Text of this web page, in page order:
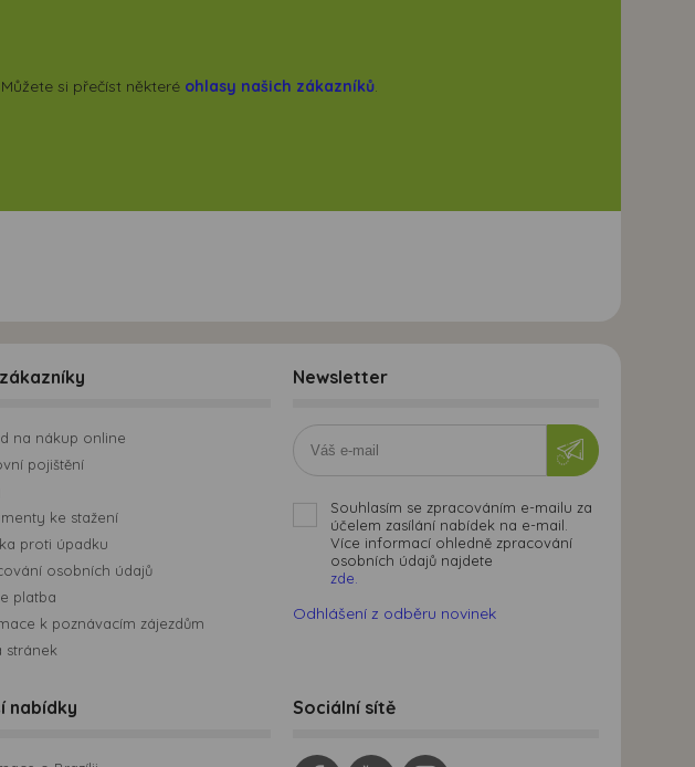
si přečíst některé ohlasy našich zákazníků.
na nákup online
pojištění
ke stažení
proti úpadku
osobních údajů
platba
k poznávacím zájezdům
stránek
Newsletter
Souhlasím se zpracováním e-mailu za
účelem zasílání nabídek na e-mail.
Více informací ohledně zpracování
osobních údajů najdete
zde.
Odhlášení z odběru novinek
nabídky Sociální sítě